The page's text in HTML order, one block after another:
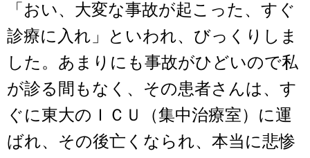
「おい、大変な事故が起こった、すぐ
診療に入れ」といわれ、びっくりしま
した。あまりにも事故がひどいので私
が診る間もなく、その患者さんは、す
ぐに東大のＩＣＵ（集中治療室）に運
ばれ、その後亡くなられ、本当に悲惨